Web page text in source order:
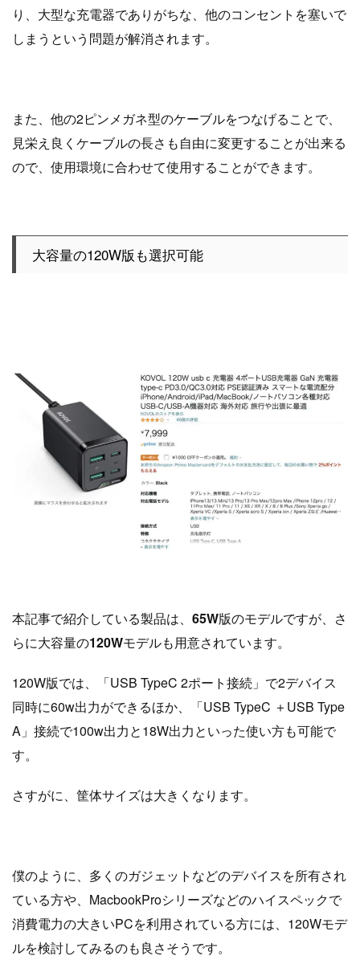
り、大型な充電器でありがちな、他のコンセントを塞いで
しまうという問題が解消されます。
また、他の2ピンメガネ型のケーブルをつなげることで、
見栄え良くケーブルの長さも自由に変更することが出来る
ので、使用環境に合わせて使用することができます。
大容量の120W版も選択可能
本記事で紹介している製品は、 65W版のモデルですが、さ
らに大容量の120Wモデルも用意されています。
120W版では、「USB TypeC 2ポート接続」で2デバイス
同時に60w出力ができるほか、「USB TypeC ＋USB Type
A」接続で100w出力と18W出力といった使い方も可能で
す。
さすがに、筐体サイズは大きくなります。
僕のように、多くのガジェットなどのデバイスを所有され
ている方や、MacbookProシリーズなどのハイスペックで
消費電力の大きいPCを利用されている方には、120Wモデ
ルを検討してみるのも良さそうです。